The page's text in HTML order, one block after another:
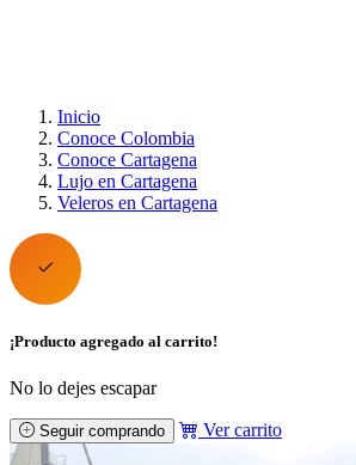
Inicio
Conoce Colombia
Conoce Cartagena
Lujo en Cartagena
Veleros en Cartagena
¡Producto agregado al carrito!
No lo dejes escapar
Seguir comprando Ver carrito